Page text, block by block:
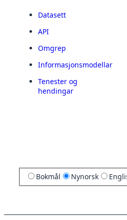
Datasett
API
Omgrep
Informasjonsmodellar
Tenester og
hendingar
Bokmål Nynorsk